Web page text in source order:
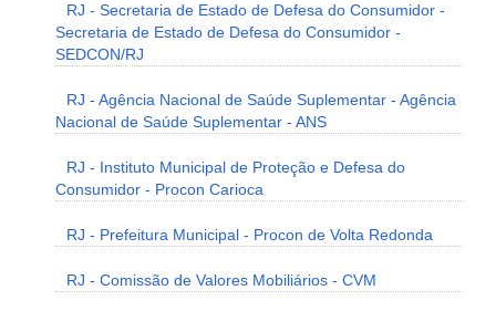
RJ - Secretaria de Estado de Defesa do Consumidor -
Secretaria de Estado de Defesa do Consumidor -
SEDCON/RJ
RJ - Agência Nacional de Saúde Suplementar - Agência
Nacional de Saúde Suplementar - ANS
RJ - Instituto Municipal de Proteção e Defesa do
Consumidor - Procon Carioca
RJ - Prefeitura Municipal - Procon de Volta Redonda
RJ - Comissão de Valores Mobiliários - CVM